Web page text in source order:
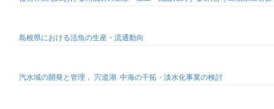
島根県における活魚の生産・流通動向
汽水域の開発と管理， 宍道湖· 中海の干拓・淡水化事業の検討